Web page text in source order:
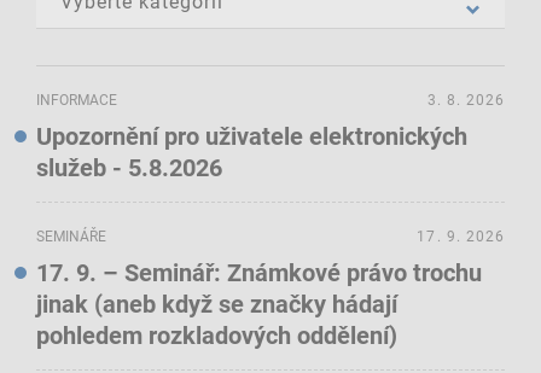
INFORMACE
Upozornění pro uživatele elektronických
služeb - 5.8.2026
3. 8. 2026
SEMINÁŘE
17. 9. – Seminář: Známkové právo trochu
jinak (aneb když se značky hádají
pohledem rozkladových oddělení)
17. 9. 2026